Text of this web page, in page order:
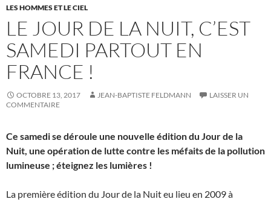
LES HOMMES ET LE CIEL
LE JOUR DE LA NUIT, C’EST
SAMEDI PARTOUT EN
FRANCE !
OCTOBRE 13, 2017 JEAN-BAPTISTE FELDMANN
LAISSER UN
COMMENTAIRE
Ce samedi se déroule une nouvelle édition du Jour de la
Nuit, une opération de lutte contre les méfaits de la pollution
lumineuse ; éteignez les lumières !
La première édition du Jour de la Nuit eu lieu en 2009 à